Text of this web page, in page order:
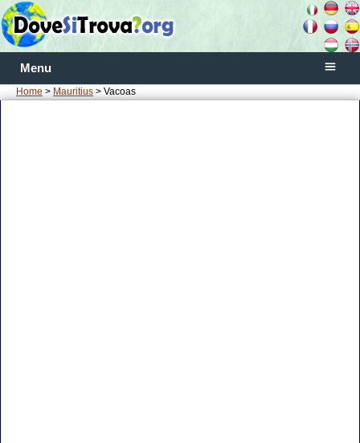
Menu
Home > Mauritius > Vacoas